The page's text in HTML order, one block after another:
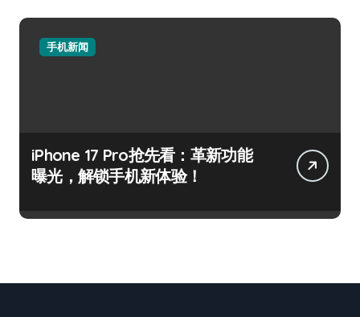
手机新闻
iPhone 17 Pro抢先看：革新功能
曝光，解锁手机新体验！